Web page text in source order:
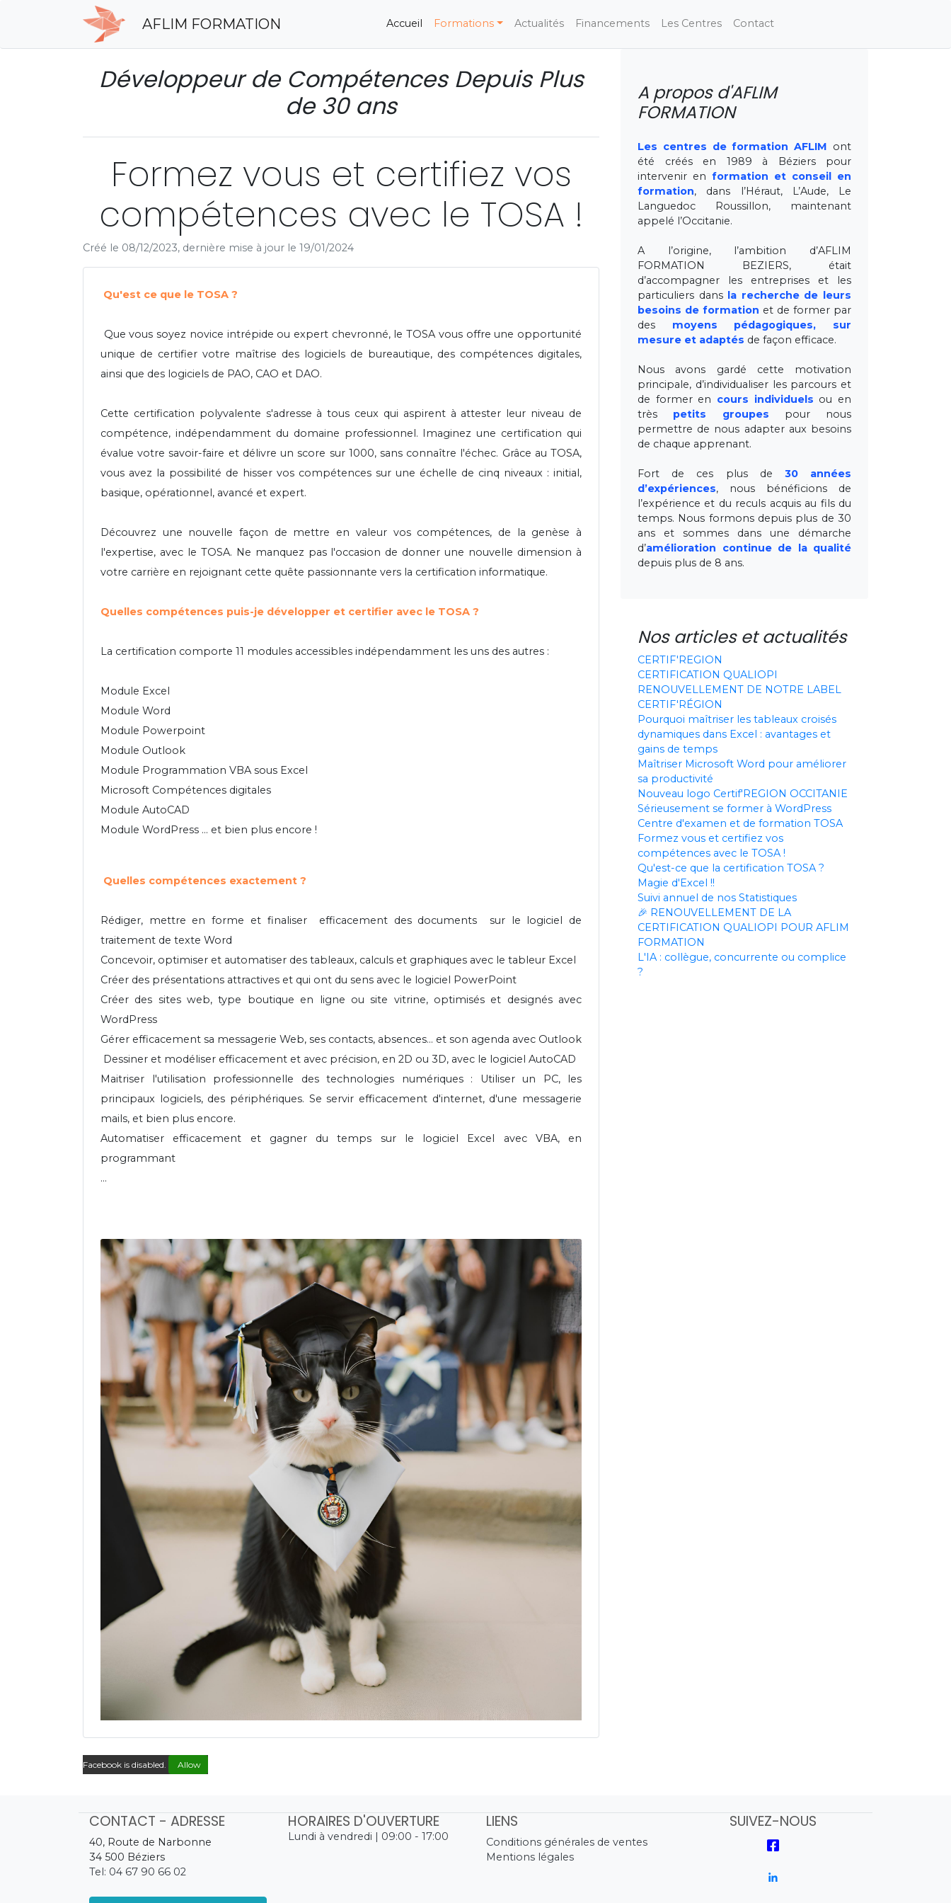
AFLIM FORMATION Accueil (current)
Formations Actualités Financements Les Centres Contact
Développeur de Compétences Depuis Plus
de 30 ans
Formez vous et certifiez vos
compétences avec le TOSA !
Créé le 08/12/2023, dernière mise à jour le 19/01/2024
Qu'est ce que le TOSA ?
Que vous soyez novice intrépide ou expert chevronné, le TOSA vous offre une opportunité
unique de certifier votre maîtrise des logiciels de bureautique, des compétences digitales,
ainsi que des logiciels de PAO, CAO et DAO.
Cette certification polyvalente s'adresse à tous ceux qui aspirent à attester leur niveau de
compétence, indépendamment du domaine professionnel. Imaginez une certification qui
évalue votre savoir-faire et délivre un score sur 1000, sans connaître l'échec. Grâce au TOSA,
vous avez la possibilité de hisser vos compétences sur une échelle de cinq niveaux : initial,
basique, opérationnel, avancé et expert.
Découvrez une nouvelle façon de mettre en valeur vos compétences, de la genèse à
l'expertise, avec le TOSA. Ne manquez pas l'occasion de donner une nouvelle dimension à
votre carrière en rejoignant cette quête passionnante vers la certification informatique.
Quelles compétences puis-je développer et certifier avec le TOSA ?
La certification comporte 11 modules accessibles indépendamment les uns des autres :
Module Excel
Module Word
Module Powerpoint
Module Outlook
Module Programmation VBA sous Excel
Microsoft Compétences digitales
Module AutoCAD
Module WordPress … et bien plus encore !
Quelles compétences exactement ?
Rédiger, mettre en forme et finaliser efficacement des documents sur le logiciel de
traitement de texte Word
Concevoir, optimiser et automatiser des tableaux, calculs et graphiques avec le tableur Excel
Créer des présentations attractives et qui ont du sens avec le logiciel PowerPoint
Créer des sites web, type boutique en ligne ou site vitrine, optimisés et designés avec
WordPress
Gérer efficacement sa messagerie Web, ses contacts, absences... et son agenda avec Outlook
Dessiner et modéliser efficacement et avec précision, en 2D ou 3D, avec le logiciel AutoCAD
Maitriser l'utilisation professionnelle des technologies numériques : Utiliser un PC, les
principaux logiciels, des périphériques. Se servir efficacement d'internet, d'une messagerie
mails, et bien plus encore.
Automatiser efficacement et gagner du temps sur le logiciel Excel avec VBA, en
programmant
...
Facebook is disabled. Allow
A propos d'AFLIM
FORMATION
Les centres de formation AFLIM ont
été créés en 1989 à Béziers pour
intervenir en formation et conseil en
formation, dans l’Héraut, L’Aude, Le
Languedoc Roussillon, maintenant
appelé l’Occitanie.
A l’origine, l’ambition d’AFLIM
FORMATION BEZIERS, était
d’accompagner les entreprises et les
particuliers dans la recherche de leurs
besoins de formation et de former par
des moyens pédagogiques, sur
mesure et adaptés de façon efficace.
Nous avons gardé cette motivation
principale, d’individualiser les parcours et
de former en cours individuels ou en
très petits groupes pour nous
permettre de nous adapter aux besoins
de chaque apprenant.
Fort de ces plus de 30 années
d’expériences, nous bénéficions de
l’expérience et du reculs acquis au fils du
temps. Nous formons depuis plus de 30
ans et sommes dans une démarche
d’amélioration continue de la qualité
depuis plus de 8 ans.
Nos articles et actualités
CERTIF'REGION
CERTIFICATION QUALIOPI
RENOUVELLEMENT DE NOTRE LABEL
CERTIF'RÉGION
Pourquoi maîtriser les tableaux croisés
dynamiques dans Excel : avantages et
gains de temps
Maîtriser Microsoft Word pour améliorer
sa productivité
Nouveau logo Certif'REGION OCCITANIE
Sérieusement se former à WordPress
Centre d'examen et de formation TOSA
Formez vous et certifiez vos
compétences avec le TOSA !
Qu'est-ce que la certification TOSA ?
Magie d'Excel !!
Suivi annuel de nos Statistiques
🎉 RENOUVELLEMENT DE LA
CERTIFICATION QUALIOPI POUR AFLIM
FORMATION
L'IA : collègue, concurrente ou complice
?
CONTACT - ADRESSE
40, Route de Narbonne
34 500 Béziers
Tel: 04 67 90 66 02
HORAIRES D'OUVERTURE
Lundi à vendredi | 09:00 - 17:00
LIENS
Conditions générales de ventes
Mentions légales
SUIVEZ-NOUS